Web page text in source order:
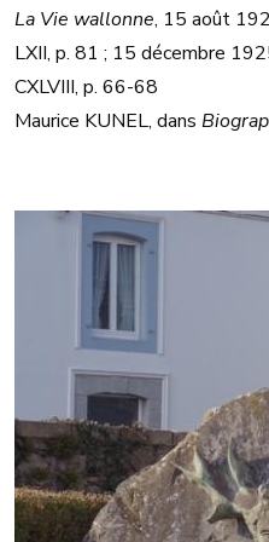
La Vie wallonne, 15 août
LXII, p. 81 ; 15 décembre
CXLVIII, p. 66-68
Maurice KUNEL, dans